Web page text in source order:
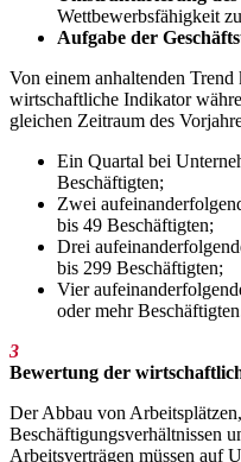
Wettbewerbsfähigkeit
Aufgabe der
Von einem anhaltenden
wirtschaftliche Indikator
gleichen Zeitraum des
Ein Quartal bei
Beschäftigten;
Zwei
bis 49 Beschäftigten;
Drei
bis 299 Beschäftigten;
Vier
oder mehr Beschäftigten
3
Bewertung der
Der Abbau von
Beschäftigungsverhältnissen
Arbeitsverträgen müssen auf